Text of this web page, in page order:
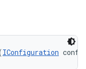
IConfiguration